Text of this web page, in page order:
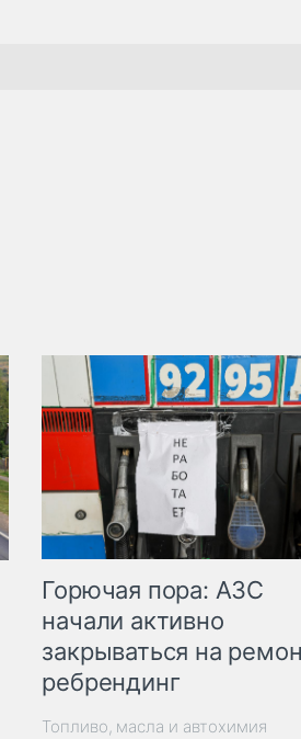
Горючая пора: АЗС
начали активно
закрываться на
ребрендинг
Топливо, масла и автохимия